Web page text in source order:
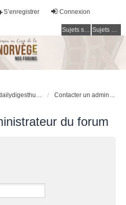
Connexion
S’enregistrer
Sujets sans réponse Sujets actifs
https://dailydigesthub.com Contacter un administrateur du forum
du forum